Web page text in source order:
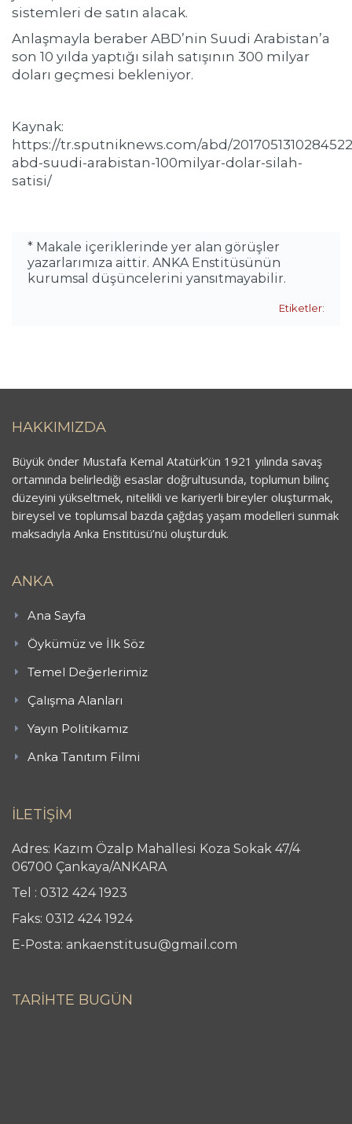
sistemleri de satın alacak.
Anlaşmayla beraber ABD’nin Suudi Arabistan’a
son 10 yılda yaptığı silah satışının 300 milyar
doları geçmesi bekleniyor.
Kaynak:
https://tr.sputniknews.com/abd/
abd-suudi-arabistan-100milyar-dolar-silah-
satisi/
* Makale içeriklerinde yer alan görüşler
yazarlarımıza aittir. ANKA Enstitüsünün
kurumsal düşüncelerini yansıtmayabilir.
Etiketler:
HAKKIMIZDA
Büyük önder Mustafa Kemal Atatürk’ün 1921 yılında savaş
ortamında belirlediği esaslar doğrultusunda, toplumun bilinç
düzeyini yükseltmek, nitelikli ve kariyerli bireyler oluşturmak,
bireysel ve toplumsal bazda çağdaş yaşam modelleri sunmak
maksadıyla Anka Enstitüsü’nü oluşturduk.
ANKA
Ana Sayfa
Öykümüz ve İlk Söz
Temel Değerlerimiz
Çalışma Alanları
Yayın Politikamız
Anka Tanıtım Filmi
İLETİŞİM
Adres: Kazım Özalp Mahallesi Koza Sokak 47/4
06700 Çankaya/ANKARA
Tel : 0312 424 1923
Faks: 0312 424 1924
E-Posta: ankaenstitusu@gmail.com
TARİHTE BUGÜN